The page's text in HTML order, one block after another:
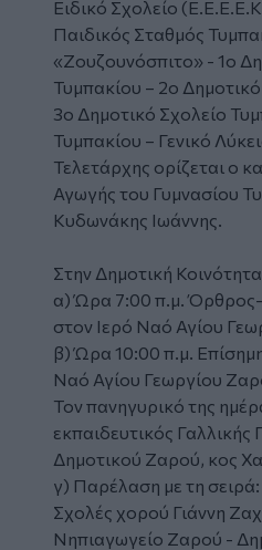
Ειδικό Σχολείο
Παιδικός Σταθμός
«Zουζουνόσπιτο» - 1ο
Τυμπακίου – 2ο
3ο Δημοτικό Σχολείο
Τυμπακίου – Γενικό
Τελετάρχης ορίζεται ο
Αγωγής του Γυμνασίου
Κυδωνάκης Ιωάννης.
Στην Δημοτική
α) Ώρα 7:00 π.μ. Όρθρος-
στον Ιερό Ναό Αγίου
β) Ώρα 10:00 π.μ.
Ναό Αγίου Γεωργίου
Τον πανηγυρικό της
εκπαιδευτικός
Δημοτικού Ζαρού, κος
γ) Παρέλαση με τη σειρά:
Σχολές χορού Γιάννη
Νηπιαγωγείο Ζαρού -